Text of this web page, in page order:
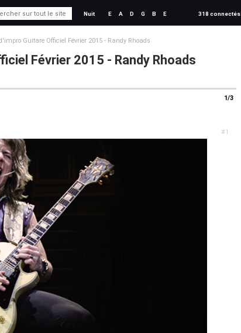
Nuit E A D G B E 318 connectés
Guitare Officiel Février 2015 - Randy Rhoads
Février 2015 - Randy Rhoads
1/3
#1